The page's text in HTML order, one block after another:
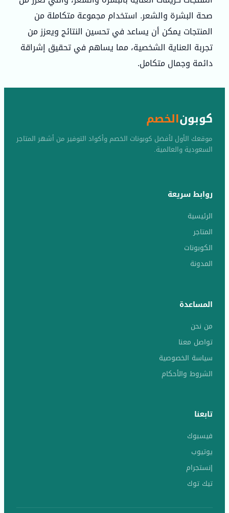
صحة البشرة والشعر. استخدام مجموعة متكاملة من
المنتجات يمكن أن يساعد في تحسين النتائج ويعزز من
تجربة العناية الشخصية، مما يساهم في تحقيق إشراقة
دائمة وجمال متكامل.
كوبونالخصم
موقعك الأول لأفضل كوبونات الخصم وأكواد التوفير من أشهر المتاجر
السعودية والعالمية.
روابط سريعة
الرئيسية
المتاجر
الكوبونات
المدونة
المساعدة
من نحن
تواصل معنا
سياسة الخصوصية
الشروط والأحكام
تابعنا
فيسبوك
يوتيوب
إنستجرام
تيك توك